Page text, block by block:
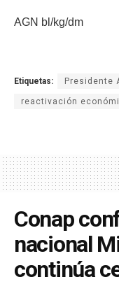
AGN bl/kg/dm
Etiquetas: Presidente
reactivación
Conap
nacional
continúa